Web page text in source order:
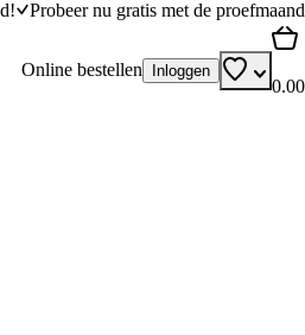
Probeer nu gratis met de proefmaand
Online bestellen Inloggen
0.00